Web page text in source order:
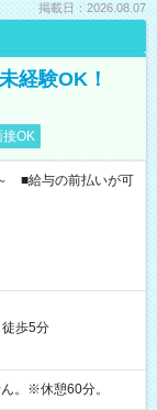
掲載日：2026.08.07
経験OK！
接OK
■給与の前払いが可
歩5分
。※休憩60分。